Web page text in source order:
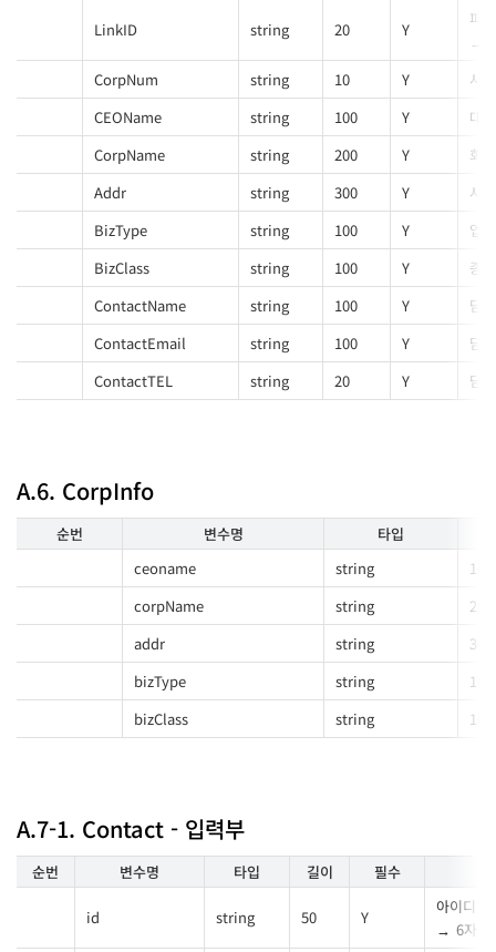
LinkID string 20 Y
파
CorpNum
string 10 Y
사
CEOName
string 100 Y
대
CorpName
string 200 Y
회
Addr
string 300 Y
사
BizType
string 100 Y
업태
BizClass
string 100 Y
종목
ContactName
string 100 Y
담
ContactEmail
string 100 Y
담
ContactTEL
string 20 Y 담
A.6. CorpInfo
순번 변수명
타입
ceoname
string
100
corpName
string
200
addr
string
300
bizType
string
100
bizClass
string 100
A.7-1. Contact - 입력부
순번 변수명 타입 길이 필수
id string 50 Y
아이디
6자